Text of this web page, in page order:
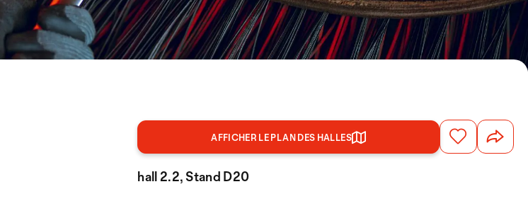
AFFICHER LE PLAN DES HALLES
hall 2.2, Stand D20